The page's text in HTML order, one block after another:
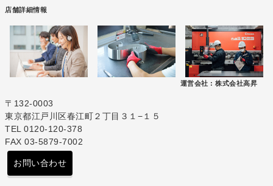
店舗詳細情報
運営会社 : 株式会社高昇
〒132-0003
東京都江戸川区春江町２丁目３１−１５
TEL 0120-120-378
FAX 03-5879-7002
お問い合わせ